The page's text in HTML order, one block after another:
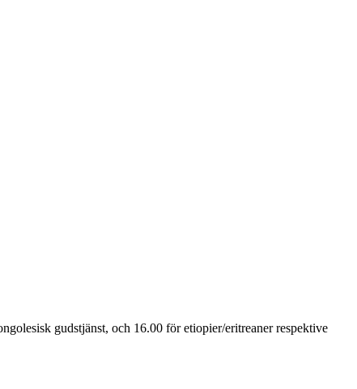
gudstjänst, och 16.00 för etiopier/eritreaner respektive